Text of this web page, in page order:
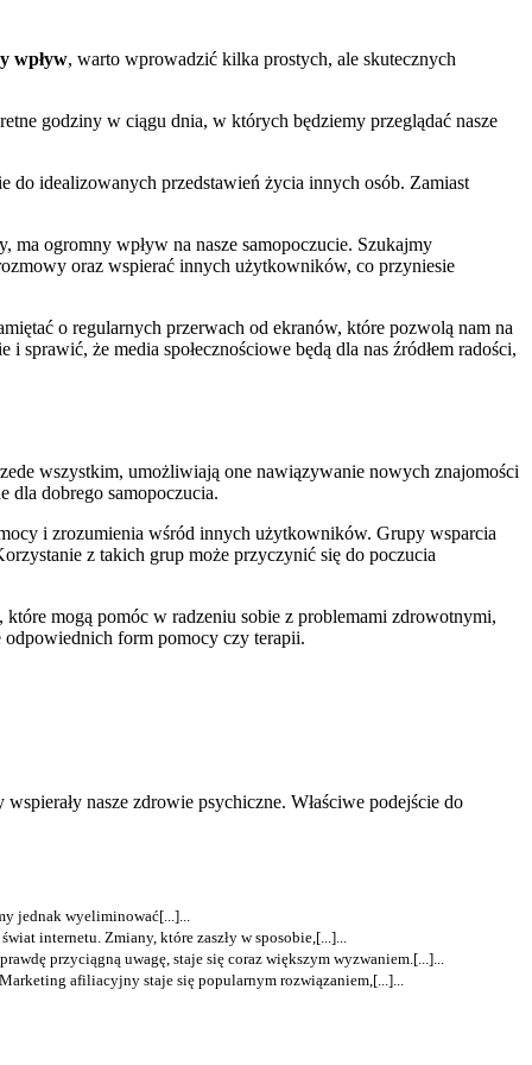
wpływ, warto wprowadzić kilka prostych, ale skutecznych
godziny w ciągu dnia, w których będziemy przeglądać nasze
idealizowanych przedstawień życia innych osób. Zamiast
ogromny wpływ na nasze samopoczucie. Szukajmy
oraz wspierać innych użytkowników, co przyniesie
o regularnych przerwach od ekranów, które pozwolą nam na
sprawić, że media społecznościowe będą dla nas źródłem radości,
wszystkim, umożliwiają one nawiązywanie nowych znajomości
dla dobrego samopoczucia.
i zrozumienia wśród innych użytkowników. Grupy wsparcia
z takich grup może przyczynić się do poczucia
mogą pomóc w radzeniu sobie z problemami zdrowotnymi,
form pomocy czy terapii.
nasze zdrowie psychiczne. Właściwe podejście do
jednak wyeliminować[...]...
internetu. Zmiany, które zaszły w sposobie,[...]...
przyciągną uwagę, staje się coraz większym wyzwaniem.[...]...
afiliacyjny staje się popularnym rozwiązaniem,[...]...